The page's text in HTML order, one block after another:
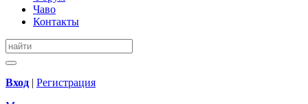
Чаво
Контакты
Вход | Регистрация